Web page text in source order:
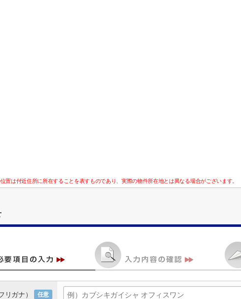
置は付近住所に所在することを表すものであり、実際の物件所在地とは異なる場合がございます。
リガナ） 任意